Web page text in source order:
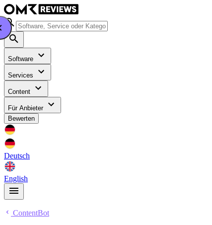
Software
Services
Content
Für Anbieter
Bewerten
Deutsch
English
ContentBot